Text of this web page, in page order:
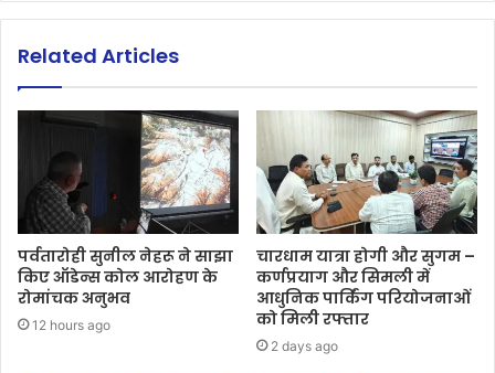
Related Articles
पर्वतारोही सुनील नेहरू ने साझा
किए ऑडेन्स कोल आरोहण के
रोमांचक अनुभव
12 hours ago
चारधाम यात्रा होगी और सुगम –
कर्णप्रयाग और सिमली में
आधुनिक पार्किंग परियोजनाओं
को मिली रफ्तार
2 days ago